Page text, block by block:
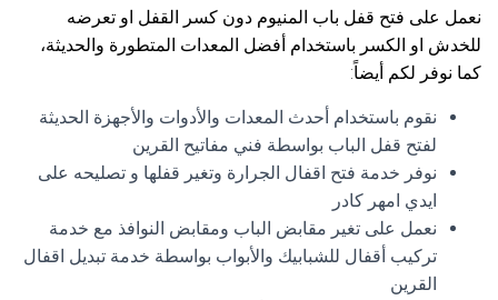
نعمل على فتح قفل باب المنيوم دون كسر القفل او تعرضه
للخدش او الكسر باستخدام أفضل المعدات المتطورة والحديثة،
كما نوفر لكم أيضاً:
نقوم باستخدام أحدث المعدات والأدوات والأجهزة الحديثة
لفتح قفل الباب بواسطة فني مفاتيح القرين
نوفر خدمة فتح اقفال الجرارة وتغير قفلها و تصليحه على
ايدي امهر كادر
نعمل على تغير مقابض الباب ومقابض النوافذ مع خدمة
تركيب أقفال للشبابيك والأبواب بواسطة خدمة تبديل اقفال
القرين